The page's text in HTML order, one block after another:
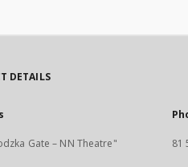
DETAILS
Gate – NN Theatre"
81